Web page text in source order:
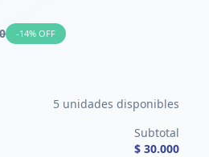
-14% OFF
5 unidades disponibles
Subtotal
$ 30.000